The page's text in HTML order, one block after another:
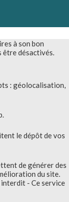
à son bon
être désactivés.
: géolocalisation,
le dépôt de vos
de générer des
du site.
interdit - Ce service